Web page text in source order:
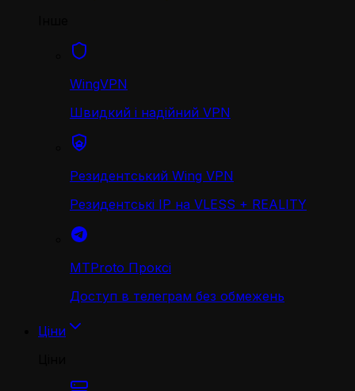
WingVPN
Швидкий і надійний VPN
Резидентський Wing VPN
Резидентські IP на VLESS + REALITY
MTProto Проксі
Доступ в телеграм без обмежень
Ціни